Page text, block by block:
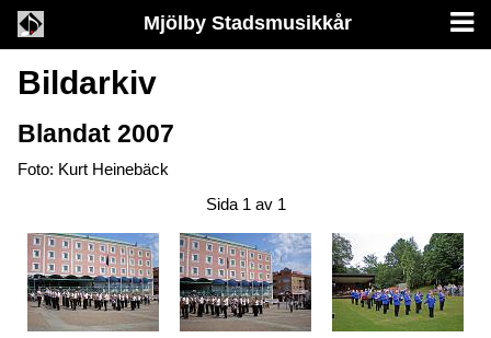
Mjölby Stadsmusikkår
Bildarkiv
Blandat 2007
Foto: Kurt Heinebäck
Sida 1 av 1